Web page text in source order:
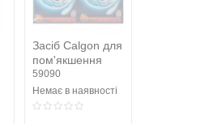
Засіб Calgon для
пом'якшення
води 1+1, 2кг
59090
Немає в наявності